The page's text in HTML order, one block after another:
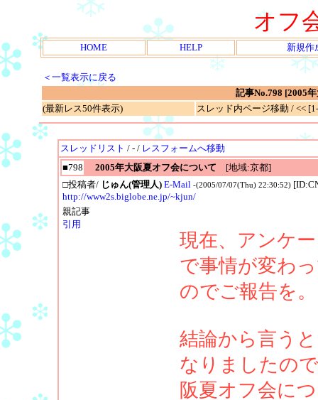
オフ
HOME HELP 新規作
＜一覧表示に戻る
記事No.798 [2005
(最新レス50件表示)
スレッド内ページ移動 / <<
スレッドリスト / - / レスフォームへ移動
■798
2005年大阪夏オフ会について [地域:京都]
□投稿者/ じゅん(管理人) E-Mail -(2005/07/07(Thu) 22:30:52)
http://www2s.biglobe.ne.jp/~kjun/
親記事
引用
現在、アンケ
で事情が変わ
のでご報告を。
結論から言う
なりましたの
阪夏オフ会に